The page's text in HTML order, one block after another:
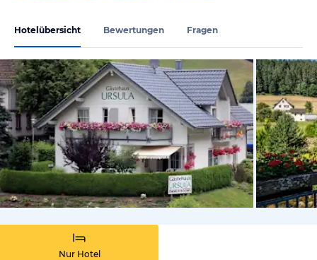
Hotelübersicht Bewertungen Fragen
von
Nur Hotel